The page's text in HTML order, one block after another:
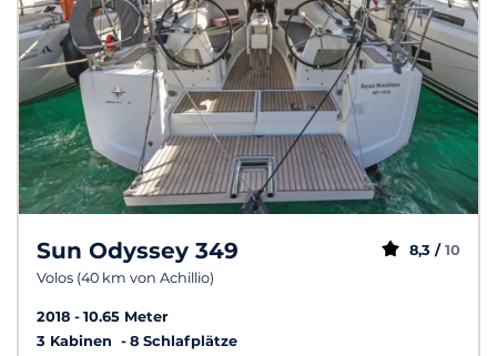
Sun Odyssey 349
Volos (40 km von Achillio)
8,3 / 10
2018
10.65 Meter
3 Kabinen
8 Schlafplätze